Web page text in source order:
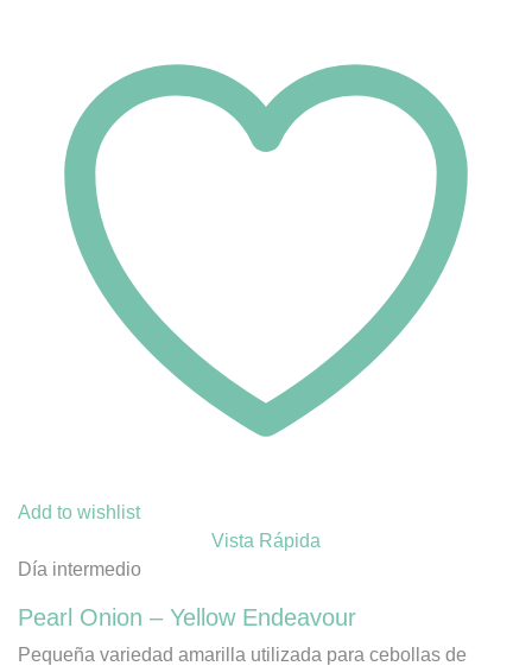
Add to wishlist
Vista Rápida
Día intermedio
Pearl Onion – Yellow Endeavour
Pequeña variedad amarilla utilizada para cebollas de